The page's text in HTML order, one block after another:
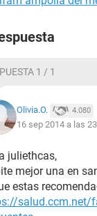
1 / 1
Olivia.O. 4.080
16 sep 2014 a las
juliethcas,
mejor una en
estas
salud.ccm.net/